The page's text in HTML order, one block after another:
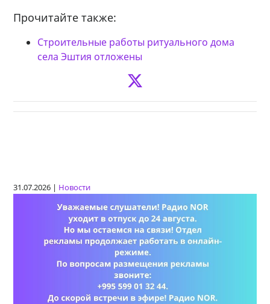
Прочитайте также:
Строительные работы ритуального дома
села Эштия отложены
31.07.2026 | Новости